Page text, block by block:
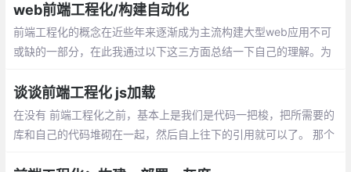
钻，计算机是他们的施工现场，代码是他们的工程部件
web前端工程化/构建自动化
前端工程化的概念在近些年来逐渐成为主流构建大型web应用不可
或缺的一部分，在此我通过以下这三方面总结一下自己的理解。为
谈谈前端工程化 js加载
在没有 前端工程化之前，基本上是我们是代码一把梭，把所需要的
库和自己的代码堆砌在一起，然后自上往下的引用就可以了。 那个